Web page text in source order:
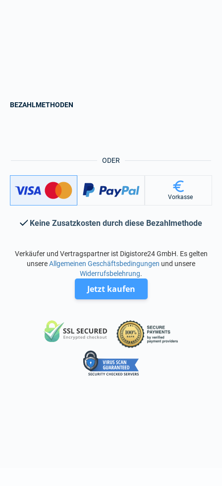
ODER
BEZAHLMETHODEN
Vorkasse
Keine Zusatzkosten durch diese Bezahlmethode
Verkäufer und Vertragspartner ist Digistore24 GmbH. Es gelten
unsereAllgemeinen Geschäftsbedingungen und unsere
Widerrufsbelehrung.
Jetzt kaufen